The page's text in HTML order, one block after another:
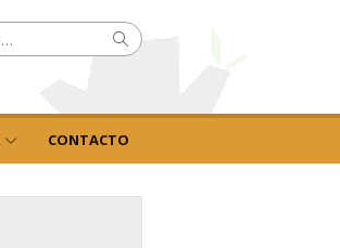
Buscar
CONTACTO